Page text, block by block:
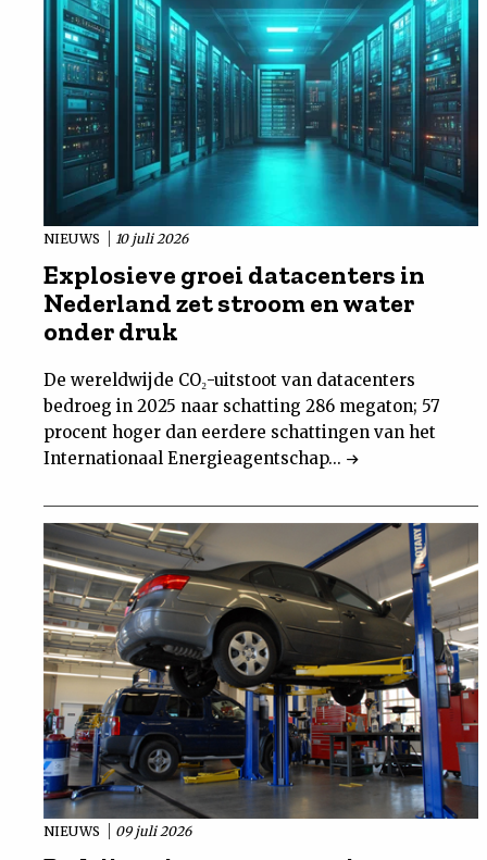
NIEUWS 10 juli 2026
Explosieve groei datacenters in
Nederland zet stroom en water
onder druk
De wereldwijde CO₂-uitstoot van datacenters
bedroeg in 2025 naar schatting 286 megaton; 57
procent hoger dan eerdere schattingen van het
Internationaal Energieagentschap...
NIEUWS 09 juli 2026